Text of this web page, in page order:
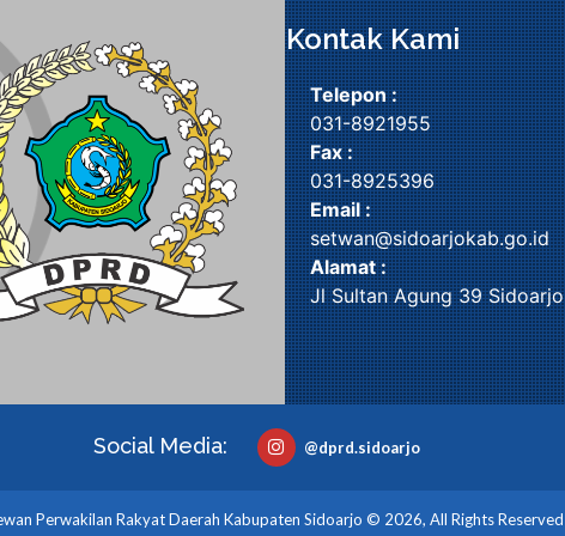
Kontak Kami
Telepon :
031-8921955
Fax :
031-8925396
Email :
setwan@sidoarjokab.go.id
Alamat :
Jl Sultan Agung 39 Sidoarjo
Social Media: @dprd.sidoarjo
Perwakilan Rakyat Daerah Kabupaten Sidoarjo © 2026, All Rights Reserved